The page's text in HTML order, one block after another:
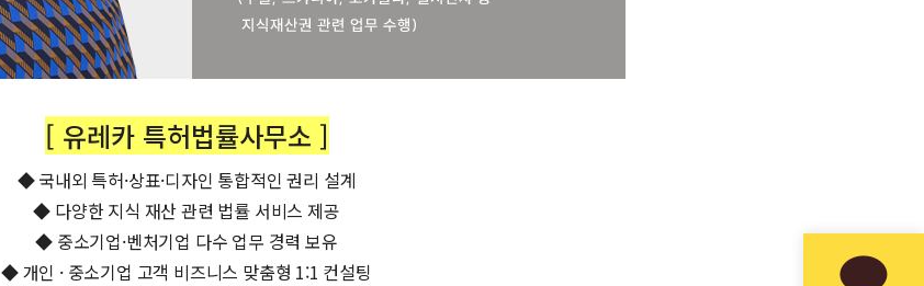
[ 유레카 특허법률사무소 ]
◆ 국내외 특허·상표·디자인 통합적인 권리 설계
◆ 다양한 지식 재산 관련 법률 서비스 제공
◆ 중소기업·벤처기업 다수 업무 경력 보유
◆ 개인 · 중소기업 고객 비즈니스 맞춤형 1:1 컨설팅